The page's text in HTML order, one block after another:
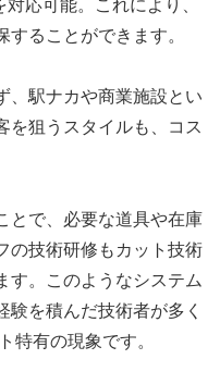
応可能。これにより、
ることができます。
、駅ナカや商業施設とい
を狙うスタイルも、コス
とで、必要な道具や在庫
の技術研修もカット技術
す。このようなシステム
験を積んだ技術者が多く
特有の現象です。